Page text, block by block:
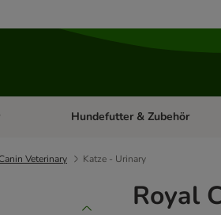
Kategorie-Menü öffnen:
Hundefutter & Zubehör
Veterinary Katze - Urinary
Royal